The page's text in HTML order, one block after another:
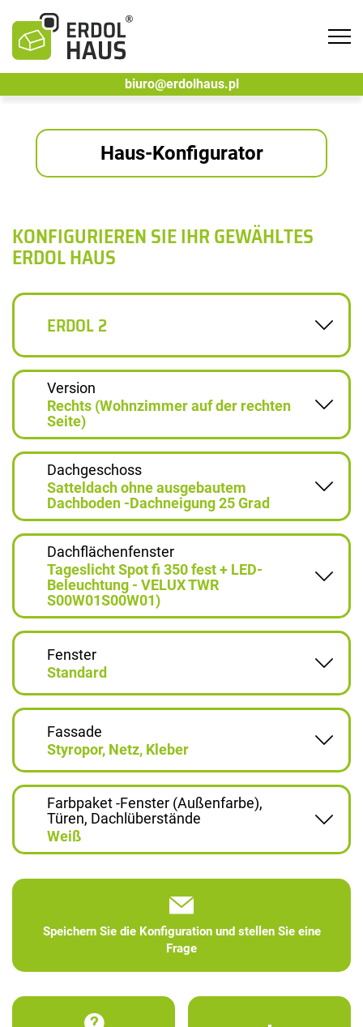
biuro@erdolhaus.pl
Haus-Konfigurator
KONFIGURIEREN SIE IHR GEWÄHLTES
ERDOL HAUS
ERDOL 2
Version
Rechts (Wohnzimmer auf der rechten
Seite)
Dachgeschoss
Satteldach ohne ausgebautem
Dachboden -Dachneigung 25 Grad
Dachflächenfenster
Tageslicht Spot fi 350 fest + LED-
Beleuchtung - VELUX TWR
S00W01S00W01)
Fenster
Standard
Fassade
Styropor, Netz, Kleber
Farbpaket -Fenster (Außenfarbe),
Türen, Dachlüberstände
Weiß
Speichern Sie die Konfiguration und stellen Sie eine
Frage